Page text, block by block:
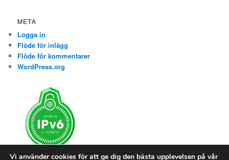
META
Logga in
Flöde för inlägg
Flöde för kommentarer
WordPress.org
Vi använder cookies för att ge dig den bästa upplevelsen på vår